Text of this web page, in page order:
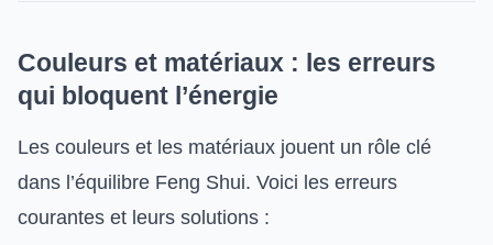
Couleurs et matériaux : les erreurs
qui bloquent l’énergie
Les couleurs et les matériaux jouent un rôle clé
dans l’équilibre Feng Shui. Voici les erreurs
courantes et leurs solutions :